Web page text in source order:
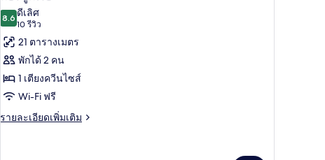
Double
Room
ภาพถ่าย
ทั้งหมด
ของ
ห้อง
ซู
พี
8.68.6 จาก 10
ดีเลิศ
10 รีวิว
(10
รีวิว)
21 ตารางเมตร
พักได้ 2 คน
1 เตียงควีนไซส์
Wi-Fi ฟรี
รายละเอียดเพิ่มเติม
ราย